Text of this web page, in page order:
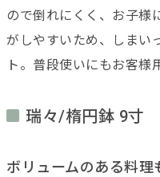
ので倒れにくく、お子様
がしやすいため、しまい
ト。普段使いにもお客様
瑞々/楕円鉢 9寸
ボリュームのある料